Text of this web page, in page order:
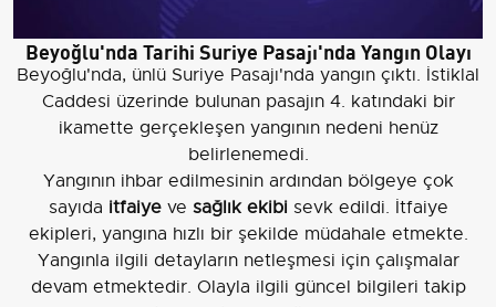
Beyoğlu'nda Tarihi Suriye Pasajı'nda Yangın Olayı
Beyoğlu'nda, ünlü Suriye Pasajı'nda yangın çıktı. İstiklal
Caddesi üzerinde bulunan pasajın 4. katındaki bir
ikamette gerçekleşen yangının nedeni henüz
belirlenemedi.
Yangının ihbar edilmesinin ardından bölgeye çok
sayıda itfaiyeve sağlık ekibisevk edildi. İtfaiye
ekipleri, yangına hızlı bir şekilde müdahale etmekte.
Yangınla ilgili detayların netleşmesi için çalışmalar
devam etmektedir. Olayla ilgili güncel bilgileri takip